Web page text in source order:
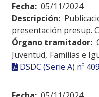
Fecha: 05/11/2024
Descripción:
presentación presup.
Órgano tramitador:
Juventud, Familias e
DSDC (Serie A) nº